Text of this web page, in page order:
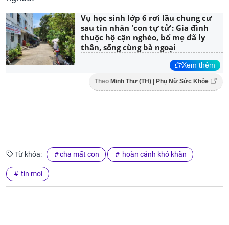
Vụ học sinh lớp 6 rơi lầu chung cư
sau tin nhắn 'con tự tử': Gia đình
thuộc hộ cận nghèo, bố mẹ đã ly
thân, sống cùng bà ngoại
Xem thêm
Theo Minh Thư (TH) | Phụ Nữ Sức Khỏe
Từ khóa: cha mất con hoàn cảnh khó khăn
tin moi